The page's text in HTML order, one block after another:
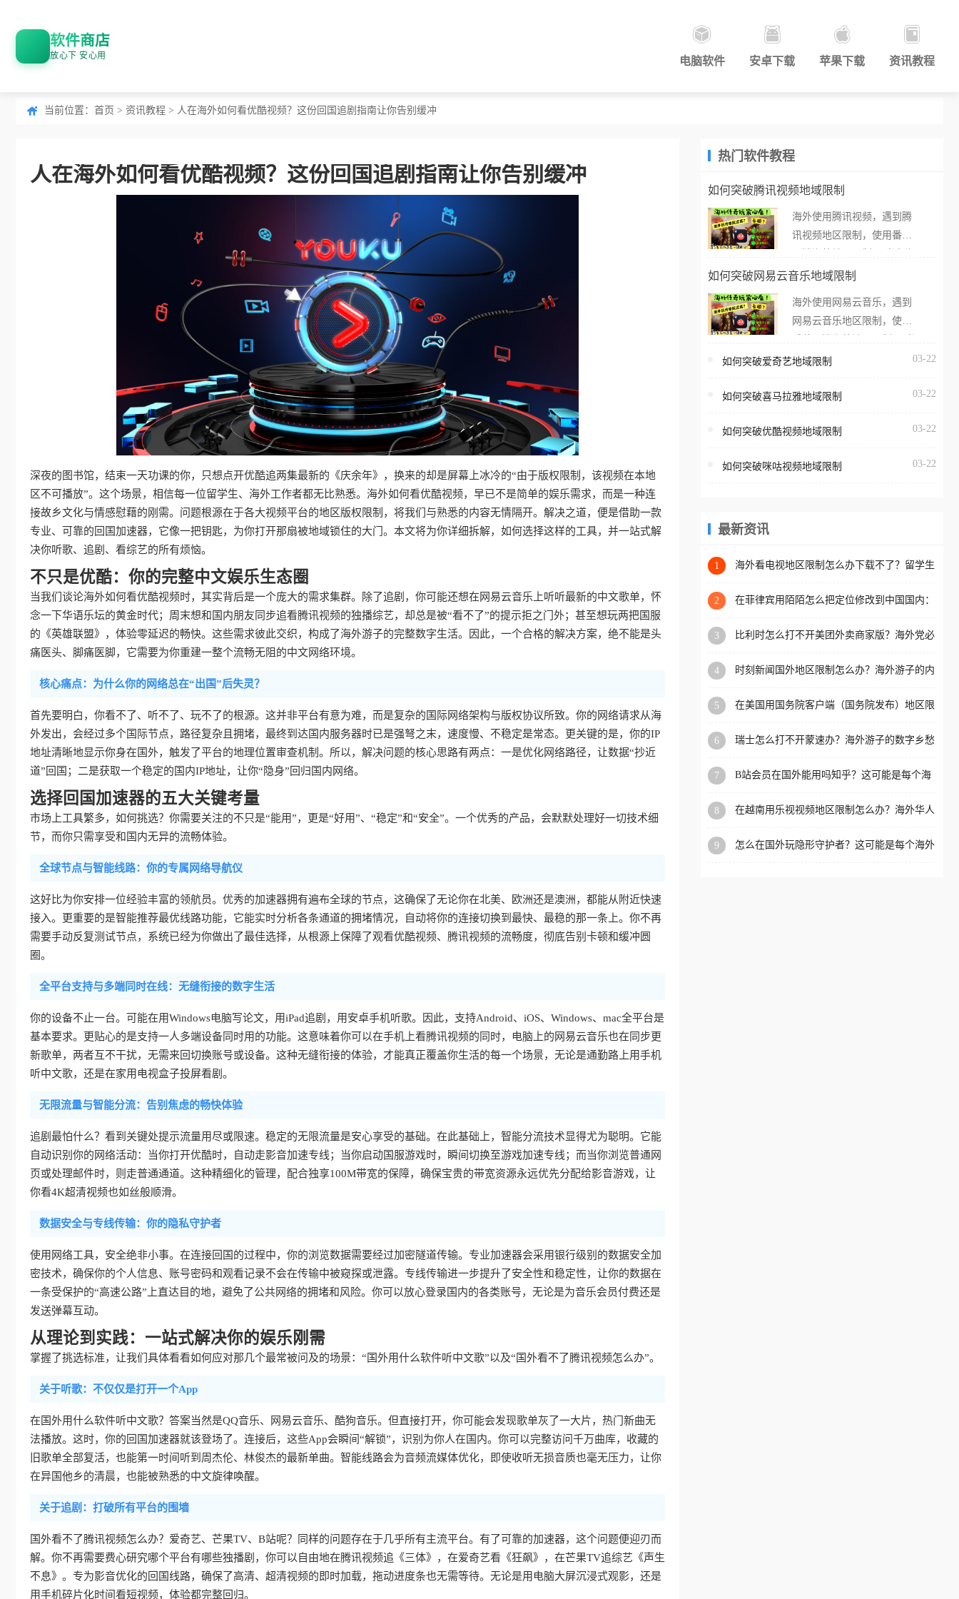
软件商店
放心下 安心用 电脑软件 安卓下载 苹果下载 资讯教程
当前位置： 首页 > 资讯教程 > 人在海外如何看优酷视频？这份回国追剧指南让你告别缓冲
人在海外如何看优酷视频？这份回国追剧指南让你告别缓冲
深夜的图书馆，结束一天功课的你，只想点开优酷追两集最新的《庆余年》，换来的却是屏幕上冰冷的“由于版权限制，该视频在本地
区不可播放”。这个场景，相信每一位留学生、海外工作者都无比熟悉。海外如何看优酷视频，早已不是简单的娱乐需求，而是一种连
接故乡文化与情感慰藉的刚需。问题根源在于各大视频平台的地区版权限制，将我们与熟悉的内容无情隔开。解决之道，便是借助一款
专业、可靠的回国加速器，它像一把钥匙，为你打开那扇被地域锁住的大门。本文将为你详细拆解，如何选择这样的工具，并一站式解
决你听歌、追剧、看综艺的所有烦恼。
不只是优酷：你的完整中文娱乐生态圈
当我们谈论海外如何看优酷视频时，其实背后是一个庞大的需求集群。除了追剧，你可能还想在网易云音乐上听听最新的中文歌单，怀
念一下华语乐坛的黄金时代；周末想和国内朋友同步追看腾讯视频的独播综艺，却总是被“看不了”的提示拒之门外；甚至想玩两把国服
的《英雄联盟》，体验零延迟的畅快。这些需求彼此交织，构成了海外游子的完整数字生活。因此，一个合格的解决方案，绝不能是头
痛医头、脚痛医脚，它需要为你重建一整个流畅无阻的中文网络环境。
核心痛点：为什么你的网络总在“出国”后失灵？
首先要明白，你看不了、听不了、玩不了的根源。这并非平台有意为难，而是复杂的国际网络架构与版权协议所致。你的网络请求从海
外发出，会经过多个国际节点，路径复杂且拥堵，最终到达国内服务器时已是强弩之末，速度慢、不稳定是常态。更关键的是，你的IP
地址清晰地显示你身在国外，触发了平台的地理位置审查机制。所以，解决问题的核心思路有两点：一是优化网络路径，让数据“抄近
道”回国；二是获取一个稳定的国内IP地址，让你“隐身”回归国内网络。
选择回国加速器的五大关键考量
市场上工具繁多，如何挑选？你需要关注的不只是“能用”，更是“好用”、“稳定”和“安全”。一个优秀的产品，会默默处理好一切技术细
节，而你只需享受和国内无异的流畅体验。
全球节点与智能线路：你的专属网络导航仪
这好比为你安排一位经验丰富的领航员。优秀的加速器拥有遍布全球的节点，这确保了无论你在北美、欧洲还是澳洲，都能从附近快速
接入。更重要的是智能推荐最优线路功能，它能实时分析各条通道的拥堵情况，自动将你的连接切换到最快、最稳的那一条上。你不再
需要手动反复测试节点，系统已经为你做出了最佳选择，从根源上保障了观看优酷视频、腾讯视频的流畅度，彻底告别卡顿和缓冲圆
圈。
全平台支持与多端同时在线：无缝衔接的数字生活
你的设备不止一台。可能在用Windows电脑写论文，用iPad追剧，用安卓手机听歌。因此，支持Android、iOS、Windows、mac全平台是
基本要求。更贴心的是支持一人多端设备同时用的功能。这意味着你可以在手机上看腾讯视频的同时，电脑上的网易云音乐也在同步更
新歌单，两者互不干扰，无需来回切换账号或设备。这种无缝衔接的体验，才能真正覆盖你生活的每一个场景，无论是通勤路上用手机
听中文歌，还是在家用电视盒子投屏看剧。
无限流量与智能分流：告别焦虑的畅快体验
追剧最怕什么？看到关键处提示流量用尽或限速。稳定的无限流量是安心享受的基础。在此基础上，智能分流技术显得尤为聪明。它能
自动识别你的网络活动：当你打开优酷时，自动走影音加速专线；当你启动国服游戏时，瞬间切换至游戏加速专线；而当你浏览普通网
页或处理邮件时，则走普通通道。这种精细化的管理，配合独享100M带宽的保障，确保宝贵的带宽资源永远优先分配给影音游戏，让
你看4K超清视频也如丝般顺滑。
数据安全与专线传输：你的隐私守护者
使用网络工具，安全绝非小事。在连接回国的过程中，你的浏览数据需要经过加密隧道传输。专业加速器会采用银行级别的数据安全加
密技术，确保你的个人信息、账号密码和观看记录不会在传输中被窥探或泄露。专线传输进一步提升了安全性和稳定性，让你的数据在
一条受保护的“高速公路”上直达目的地，避免了公共网络的拥堵和风险。你可以放心登录国内的各类账号，无论是为音乐会员付费还是
发送弹幕互动。
从理论到实践：一站式解决你的娱乐刚需
掌握了挑选标准，让我们具体看看如何应对那几个最常被问及的场景：“国外用什么软件听中文歌”以及“国外看不了腾讯视频怎么办”。
关于听歌：不仅仅是打开一个App
在国外用什么软件听中文歌？答案当然是QQ音乐、网易云音乐、酷狗音乐。但直接打开，你可能会发现歌单灰了一大片，热门新曲无
法播放。这时，你的回国加速器就该登场了。连接后，这些App会瞬间“解锁”，识别为你人在国内。你可以完整访问千万曲库，收藏的
旧歌单全部复活，也能第一时间听到周杰伦、林俊杰的最新单曲。智能线路会为音频流媒体优化，即使收听无损音质也毫无压力，让你
在异国他乡的清晨，也能被熟悉的中文旋律唤醒。
关于追剧：打破所有平台的围墙
国外看不了腾讯视频怎么办？爱奇艺、芒果TV、B站呢？同样的问题存在于几乎所有主流平台。有了可靠的加速器，这个问题便迎刃而
解。你不再需要费心研究哪个平台有哪些独播剧，你可以自由地在腾讯视频追《三体》，在爱奇艺看《狂飙》，在芒果TV追综艺《声生
不息》。专为影音优化的回国线路，确保了高清、超清视频的即时加载，拖动进度条也无需等待。无论是用电脑大屏沉浸式观影，还是
用手机碎片化时间看短视频，体验都完整回归。
热门软件教程
如何突破腾讯视频地域限制
海外使用腾讯视频，遇到腾
讯视频地区限制，使用番茄
外打开腾讯视频，却突然弹
地区无法播放”的提示语。
海外用户如香港、澳门、台
亚、欧洲等国家和地区时，
台一样，出现地区及版权限
地区播放。 遇到这个问题的
区工作、留学、定居等，都
权限制所困扰。
如何突破网易云音乐地域限制
海外使用网易云音乐，遇到
网易云音乐地区限制，使用
在海外打开网易云音乐，却
所在的地区无法播放”的提示
门、台湾、美国、加拿大、
区时，网易云音乐也会像其
回国加速器，即可解决「海
版权限制」的问题，无论人
国、加拿大、澳大利亚、欧
学、定居等，都可以使用，
扰。
如何突破爱奇艺地域限制 03-22
如何突破喜马拉雅地域限制 03-22
如何突破优酷视频地域限制 03-22
如何突破咪咕视频地域限制 03-22
最新资讯
1
海外看电视地区限制怎么办下载不了？留学生
2
在菲律宾用陌陌怎么把定位修改到中国国内：
3
比利时怎么打不开美团外卖商家版？海外党必
4
时刻新闻国外地区限制怎么办？海外游子的内
5
在美国用国务院客户端（国务院发布）地区限
6
瑞士怎么打不开蒙速办？海外游子的数字乡愁
7
B站会员在国外能用吗知乎？这可能是每个海
8
在越南用乐视视频地区限制怎么办？海外华人
9
怎么在国外玩隐形守护者？这可能是每个海外